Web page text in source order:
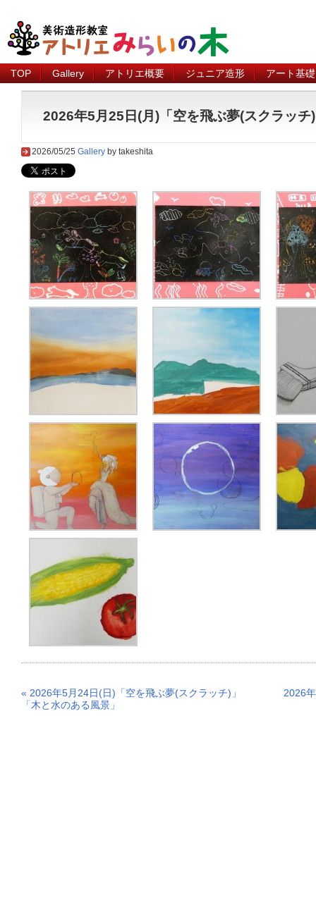
TOP Gallery アトリエ概要 ジュニア造形 アート基礎
2026年5月25日(月)「空を飛ぶ夢(スクラッ
2026/05/25 Gallery by takeshita
« 2026年5月24日(日)「空を飛ぶ夢(スクラッチ)」
「木と水のある風景」
2026